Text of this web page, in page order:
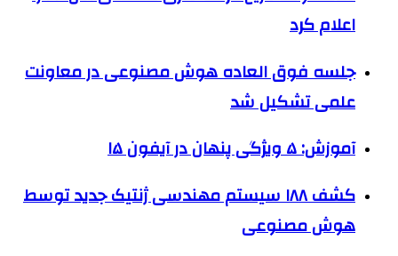
اعلام کرد
جلسه فوق العاده هوش مصنوعی در معاونت
علمی تشکیل شد
آموزش: ۵ ویژگی پنهان در آیفون ۱۵
کشف ۱۸۸ سیستم مهندسی ژنتیک جدید توسط
هوش مصنوعی